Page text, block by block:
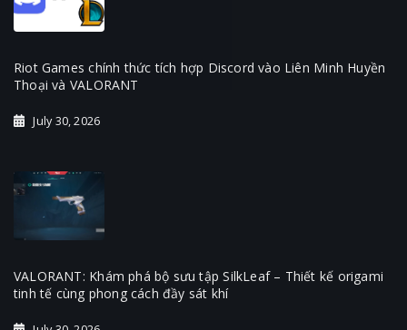
Riot Games chính thức tích hợp Discord vào Liên Minh Huyền
Thoại và VALORANT
July 30, 2026
VALORANT: Khám phá bộ sưu tập SilkLeaf – Thiết kế origami
tinh tế cùng phong cách đầy sát khí